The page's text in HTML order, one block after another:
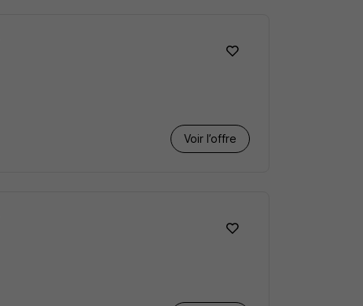
Voir l’offre